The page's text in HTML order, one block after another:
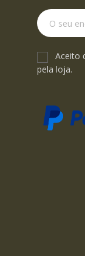
Aceito
pela loja.